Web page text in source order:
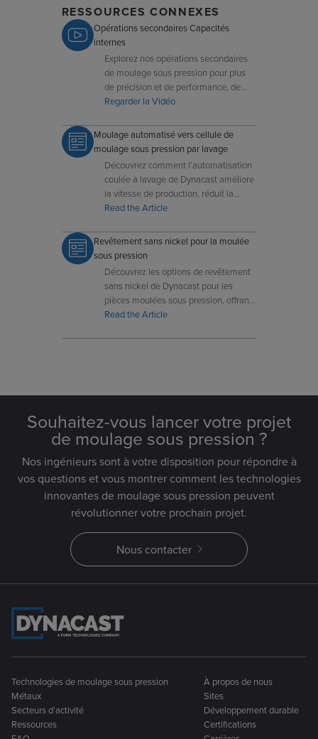
RESSOURCES CONNEXES
Opérations secondaires Capacités
internes
Explorez nos opérations secondaires
de moulage sous pression pour plus
de précision et de performance, de
l’usinage CNC à l’assemblage. Des
vos spécifications.
Regarder la Vidéo
Moulage automatisé vers cellule de
moulage sous pression par lavage
Découvrez comment l’automatisation
coulée à lavage de Dynacast améliore
la vitesse de production, réduit la
manipulation et garantit des moulages
Read the Article
Revêtement sans nickel pour la moulée
sous pression
Découvrez les options de revêtement
sans nickel de Dynacast pour les
pièces moulées sous pression, offrant
une résistance à la corrosion et un
liées au nickel.
Read the Article
Souhaitez-vous lancer votre projet
de moulage sous pression ?
Nos ingénieurs sont à votre disposition pour répondre à
vos questions et vous montrer comment les technologies
innovantes de moulage sous pression peuvent
révolutionner votre prochain projet.
Nous contacter
Technologies de moulage sous pression
Métaux
Secteurs d’activité
Ressources
À propos de nous
Sites
Développement durable
Certifications